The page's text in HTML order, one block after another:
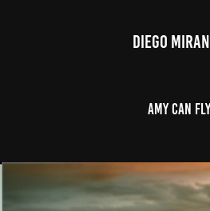
DIEGO
Amy Can Fly